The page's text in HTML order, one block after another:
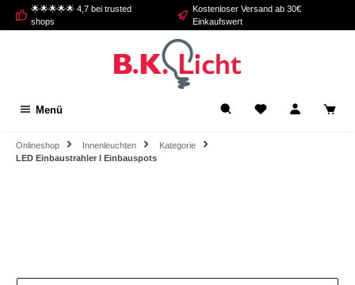
springen
🌟🌟🌟🌟🌟 4,7 bei trusted
shops
Kostenloser Versand ab 30€
Einkaufswert
Menü
Onlineshop Innenleuchten
Kategorie
LED Einbaustrahler I Einbauspots